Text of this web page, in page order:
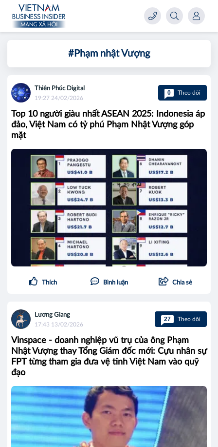
#Phạm nhật Vượng
Thiên Phúc Digital
19:27 24/02/2026
0 Theo dõi
Top 10 người giàu nhất ASEAN 2025: Indonesia áp
đảo, Việt Nam có tỷ phú Phạm Nhật Vượng góp
mặt
Thích Bình luận Chia sẻ
Lương Giang
17:43 13/02/2026
27 Theo dõi
Vinspace - doanh nghiệp vũ trụ của ông Phạm
Nhật Vượng thay Tổng Giám đốc mới: Cựu nhân sự
FPT từng tham gia đưa vệ tinh Việt Nam vào quỹ
đạo